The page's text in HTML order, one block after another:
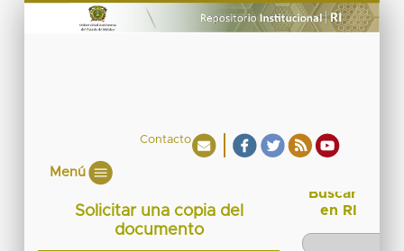
Contacto
Menú
Solicitar una copia del
documento
Buscar
en RI